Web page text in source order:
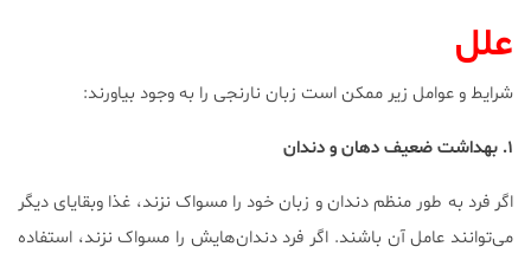
علل
شرایط و عوامل زیر ممکن است زبان نارنجی را به وجود بیاورند:
۱. بهداشت ضعیف دهان و دندان
اگر فرد به طور منظم دندان و زبان خود را مسواک نزند، غذا وبقایای دیگر
می‌توانند عامل آن باشند. اگر فرد دندان‌هایش را مسواک نزند، استفاده